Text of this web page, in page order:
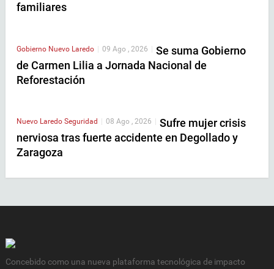
familiares
Gobierno Nuevo Laredo | 09 Ago , 2026 | Se suma Gobierno
de Carmen Lilia a Jornada Nacional de
Reforestación
Nuevo Laredo Seguridad 08 Ago , 2026
Sufre mujer crisis
nerviosa tras fuerte accidente en Degollado y
Zaragoza
Concebido como una nueva plataforma tecnológica de impacto